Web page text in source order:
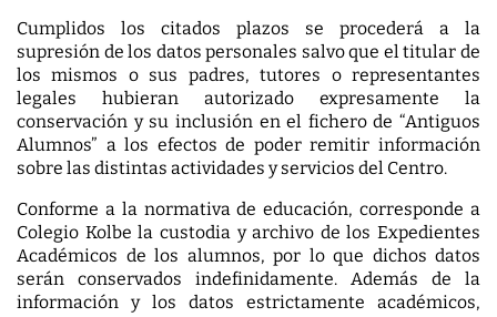
Cumplidos los citados plazos se procederá a la
supresión de los datos personales salvo que el titular de
los mismos o sus padres, tutores o representantes
legales hubieran autorizado expresamente la
conservación y su inclusión en el fichero de “Antiguos
Alumnos” a los efectos de poder remitir información
sobre las distintas actividades y servicios del Centro.
Conforme a la normativa de educación, corresponde a
Colegio Kolbe la custodia y archivo de los Expedientes
Académicos de los alumnos, por lo que dichos datos
serán conservados indefinidamente. Además de la
información y los datos estrictamente académicos,